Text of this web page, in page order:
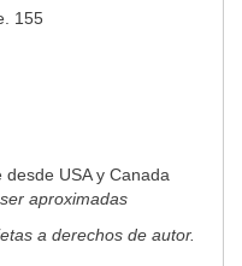
155
USA y Canada
aproximadas
a derechos de autor.